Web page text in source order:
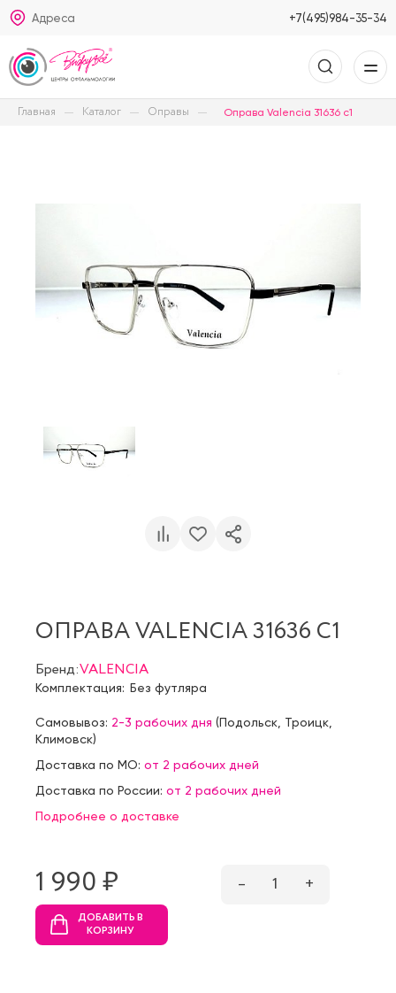
Адреса +7(495)984-35-34
Главная Каталог Оправы Оправа Valencia 31636 с1
ОПРАВА VALENCIA 31636 С1
Бренд:VALENCIA
Комплектация: Без футляра
Самовывоз: 2-3 рабочих дня (Подольск Троицк
Климовск)
Доставка по МО: от 2 рабочих дней
Доставка по России: от 2 рабочих дней
Подробнее о доставке
1 990 ₷ – 1 +
ДОБАВИТЬ В
КОРЗИНУ